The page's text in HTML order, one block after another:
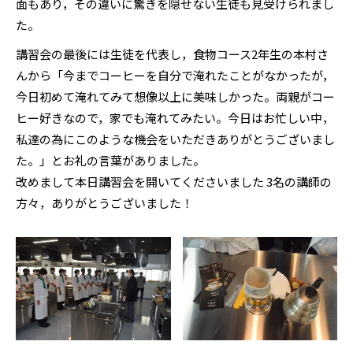
面もあり，その違いに驚きを隠せない生徒も見受けられまし
た。
講習会の最後には生徒を代表し，食物コース2年生の本村さ
んから「今までコーヒーを自分で淹れたことがなかったが，
今日初めて淹れてみて想像以上に美味しかった。両親がコー
ヒー好きなので，家でも淹れてみたい。今日はお忙しい中，
私達の為にこのような機会をいただきありがとうございまし
た。」とお礼の言葉がありました。
改めまして本日講習会を開いてくださいました 3名の講師の
方々，ありがとうございました！